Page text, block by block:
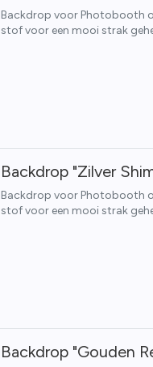
Backdrop voor Photobooth
stof voor een mooi strak
Backdrop "Zilver
Backdrop voor Photobooth
stof voor een mooi strak
Backdrop "Gouden